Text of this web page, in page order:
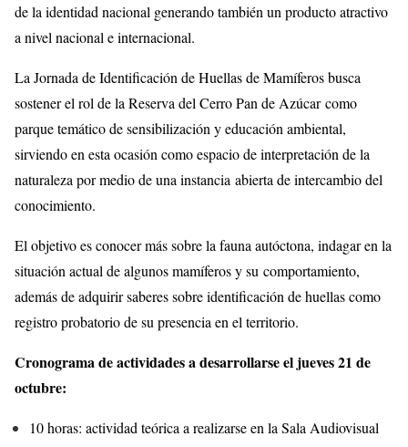
de la identidad nacional generando también un producto atractivo
a nivel nacional e internacional.
La Jornada de Identificación de Huellas de Mamíferos busca
sostener el rol de la Reserva del Cerro Pan de Azúcar como
parque temático de sensibilización y educación ambiental,
sirviendo en esta ocasión como espacio de interpretación de la
naturaleza por medio de una instancia abierta de intercambio del
conocimiento.
El objetivo es conocer más sobre la fauna autóctona, indagar en la
situación actual de algunos mamíferos y su comportamiento,
además de adquirir saberes sobre identificación de huellas como
registro probatorio de su presencia en el territorio.
Cronograma de actividades a desarrollarse el jueves 21 de
octubre:
10 horas: actividad teórica a realizarse en la Sala Audiovisual